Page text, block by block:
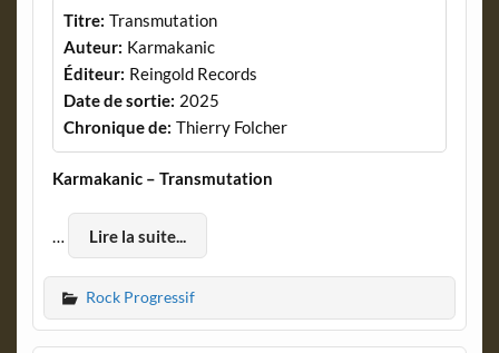
Titre: Transmutation
Auteur: Karmakanic
Éditeur: Reingold Records
Date de sortie: 2025
Chronique de: Thierry Folcher
Karmakanic – Transmutation
… Lire la suite...
Rock Progressif